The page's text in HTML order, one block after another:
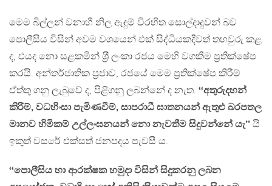
මෙම බිල්ලන් වනාහී නිල ඇඳුම් විරහිත සොල්දාදුවන් බව
පොලීසිය විසින් අවම වශයෙන් එක් සිද්ධියකදීවත් තහවුරු කළ
ද, එයද නො සළකමින් ශ‍්‍රී ලංකා රජය මෙහි වගකීම ප‍්‍රතික්ෂේප
කරයි. අන්තර්ජාතික ප‍්‍රජාව, රජයේ මෙම ප‍්‍රතික්ෂේප කිරීම්
ඒත්තු ගනු ලැබුවේ ද, පිළිගනු ලබන්නේ ද නැත. ‘‘අතුරුදහන්
කිරීම්, වධහිංසා පැමිණවීම්, සාපරාධී ඝාතනයන් ඇතුළු බරපතල
මානව හිමිකම් උල්ලංඝනයන් නො නැවතීම සිදුවන්නේ යැ’’ යි
ඉකුත් වසරේ එක්සත් ජනපදය පැවසී ය.
‘‘පොලීසිය හා ආරක්ෂක හමුදා විසින් සිදුකරනු ලබන